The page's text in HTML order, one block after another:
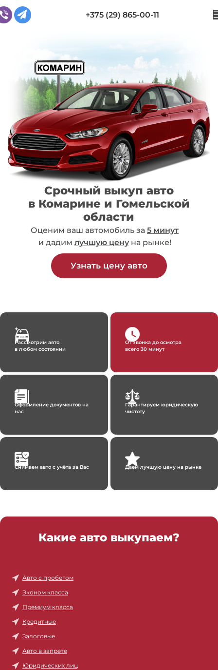
+375 (29) 865-00-11
Срочный выкуп авто
в Комарине и Гомельской
области
Оценим ваш автомобиль за 5 минут
и дадим лучшую ценуна рынке!
Узнать цену авто
Рассмотрим авто
в любом состоянии
От звонка до осмотра
всего 30 минут
Оформление документов на
нас
Гарантируем юридическую
чистоту
Снимаем авто с учёта за Вас Даем лучшую цену на рынке
Какие авто выкупаем?
Авто с пробегом
Эконом класса
Премиум класса
Кредитные
Залоговые
Авто в запрете
Юридических лиц